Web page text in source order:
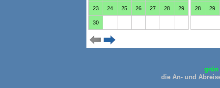
grün
die An- und